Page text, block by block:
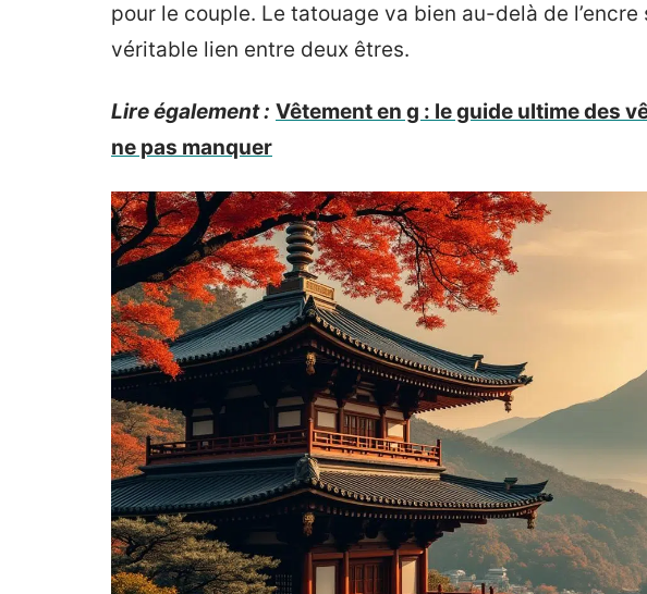
pour le couple. Le tatouage va bien au-delà de
véritable lien entre deux êtres.
Lire également : Vêtement en g : le guide ultime des
ne pas manquer